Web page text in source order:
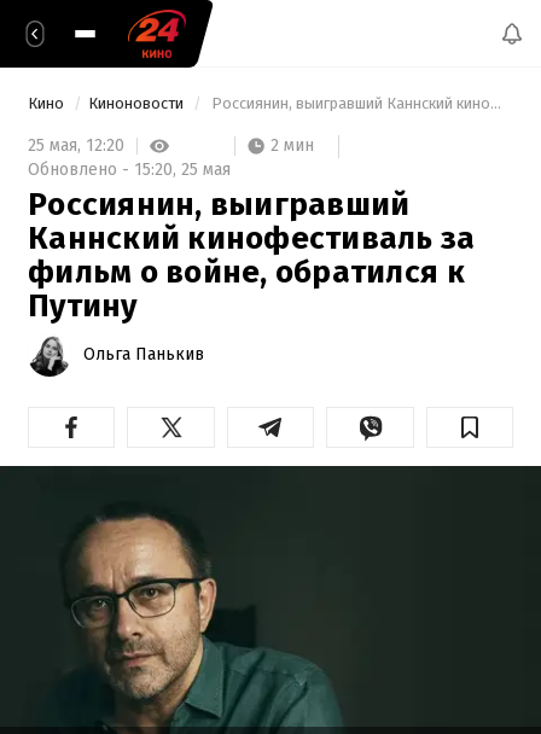
Кино Киноновости Россиянин, выигравший Каннский кинофестиваль за фильм о войне, обратился к Путину
25 мая, 12:20
2 мин
Обновлено - 15:20, 25 мая
Россиянин, выигравший
Каннский кинофестиваль за
фильм о войне, обратился к
Путину
Ольга Панькив